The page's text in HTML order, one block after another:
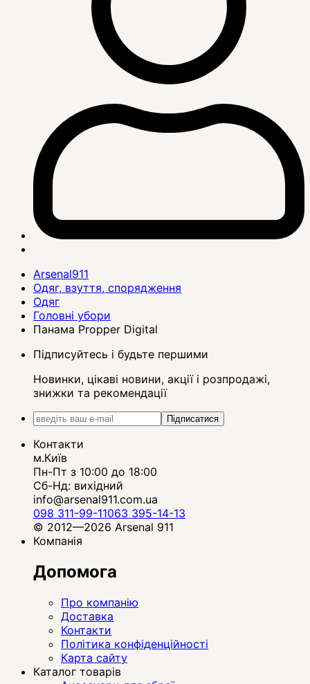
Arsenal911
Одяг, взуття, спорядження
Одяг
Головні убори
Панама Propper Digital
Підписуйтесь і будьте першими
Новинки, цікаві новини, акції і розпродажі,
знижки та рекомендації
Підписатися
Контакти
м.Київ
Пн-Пт з 10:00 до 18:00
Сб-Нд: вихідний
info@arsenal911.com.ua
098 311-99-11063 395-14-13
© 2012—2026 Arsenal 911
Компанія
Допомога
Про компанію
Доставка
Контакти
Політика конфіденційності
Карта сайту
Каталог товарів